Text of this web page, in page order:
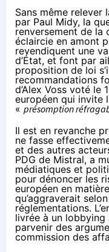
Sans même relever
par Paul Midy, la
renversement de la
éclaircie en amont
revendiquent une
d’État, et font par
proposition de loi
recommandations
d’Alex Voss voté le
européen qui invite
« présomption
Il est en revanche
ne fasse
et des autres
PDG de Mistral, a
médiatiques et
pour dénoncer les
européen en
qu’aggraverait
réglementations.
livrée à un lobbying
parvenir des
commission des